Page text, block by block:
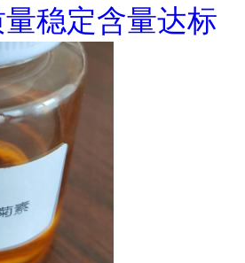
稳定含量达标